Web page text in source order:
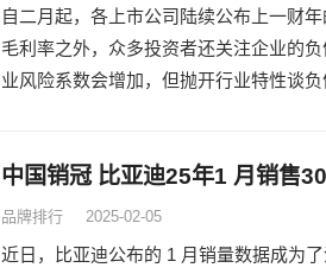
自二月起，各上市公司陆续公布上一财
毛利率之外，众多投资者还关注企业的
业风险系数会增加，但抛开行业特性谈
中国销冠 比亚迪25年1 月销售
品牌排行 2025-02-05
近日，比亚迪公布的 1 月销量数据成为